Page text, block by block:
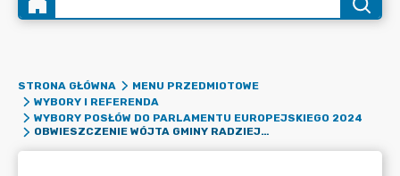
STRONA GŁÓWNA
MENU PRZEDMIOTOWE
WYBORY I REFERENDA
WYBORY POSŁÓW DO PARLAMENTU EUROPEJSKIEGO 2024
OBWIESZCZENIE WÓJTA GMINY RADZIEJOWICE Z DNIA 8 MAJA 2024 - INFORMACJA O NUMERACH ORAZ GRANICACH OBWODÓW GŁOSOWANIA, WYZNACZONYCH SIEDZIBACH OBWODOWYCH KOMISJI WYBORCZYCH ORAZ MOŻLIWOŚCI GŁOSOWANIA KORESPONDENCYJNEGO I PRZEZ PEŁNOMOCNIKA W WYBORACH DO PARLAMENTU EUROPEJSKIEGO ZARZĄDZONYCH NA DZIEŃ 9 CZERWCA 2024 R.: